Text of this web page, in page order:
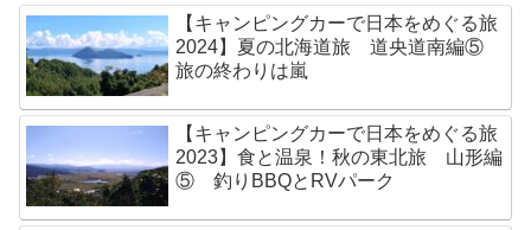
【キャンピングカーで日本をめぐる旅
2024】夏の北海道旅 道央道南編⑤
旅の終わりは嵐
【キャンピングカーで日本をめぐる旅
2023】食と温泉！秋の東北旅 山形編
⑤ 釣りBBQとRVパーク